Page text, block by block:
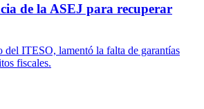
de la ASEJ para recuperar
del ITESO, lamentó la falta de garantías
fiscales.